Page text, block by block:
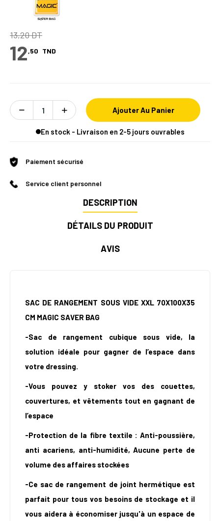
13,20 DT
12,50 TND
Ajouter Au Panier
En stock - Livraison en 2-5 jours ouvrables
Paiement sécurisé
Service client personnel
DESCRIPTION
DÉTAILS DU PRODUIT
AVIS
SAC DE RANGEMENT SOUS VIDE XXL 70X100X35
CM MAGIC SAVER BAG
-Sac de rangement cubique sous vide, la
solution idéale pour gagner de l’espace dans
votre dressing.
-Vous pouvez y stoker vos des couettes,
couvertures, et vêtements tout en gagnant de
l’espace
-Protection de la fibre textile : Anti-poussière,
anti acariens, anti-humidité, Aucune perte de
volume des affaires stockées
-Ce sac de rangement de joint hermétique est
parfait pour tous vos besoins de stockage et il
vous aidera à économiser jusqu'à un espace de